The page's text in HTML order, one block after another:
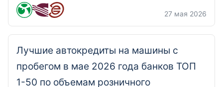
27 мая 2026
Лучшие автокредиты на машины с
пробегом в мае 2026 года банков ТОП
1-50 по объемам розничного